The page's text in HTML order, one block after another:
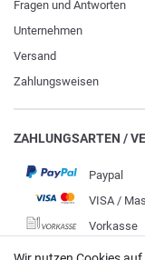
Fragen und Antworten
Unternehmen
Versand
Zahlungsweisen
ZAHLUNGSARTEN /
Paypal
VISA /
Vorkasse
DHL